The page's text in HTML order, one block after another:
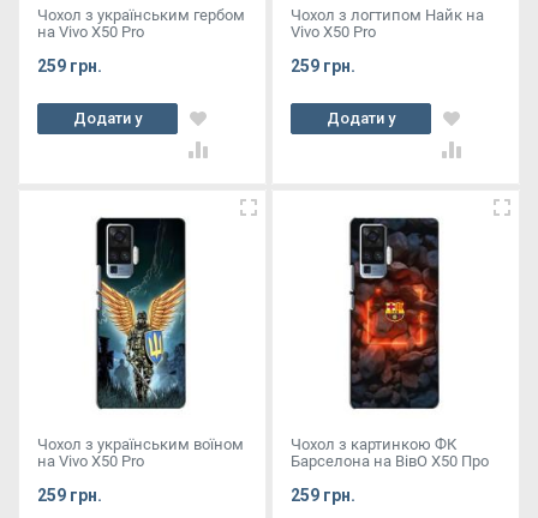
Чохол з українським гербом
на Vivo X50 Pro
259 грн.
Додати у
кошик
Чохол з логтипом Найк на
Vivo X50 Pro
259 грн.
Додати у
кошик
Чохол з українським воїном
на Vivo X50 Pro
259 грн.
Чохол з картинкою ФК
Барселона на ВівО X50 Про
259 грн.